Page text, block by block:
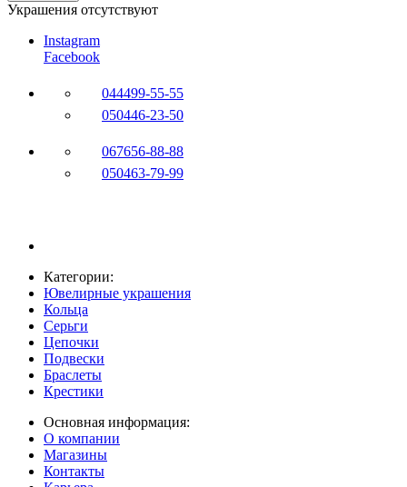
Украшения отсутствуют
Instagram
Facebook
044499-55-55
050446-23-50
067656-88-88
050463-79-99
Категории:
Ювелирные украшения
Кольца
Серьги
Цепочки
Подвески
Браслеты
Крестики
Основная информация:
О компании
Магазины
Контакты